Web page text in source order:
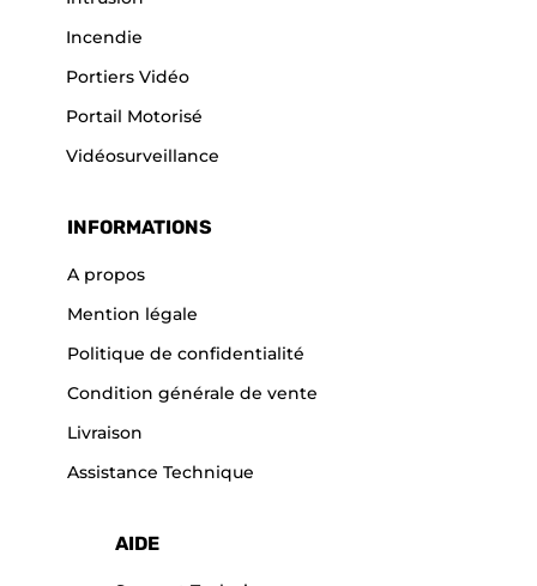
Incendie
Portiers Vidéo
Portail Motorisé
Vidéosurveillance
INFORMATIONS
A propos
Mention légale
Politique de confidentialité
Condition générale de vente
Livraison
Assistance Technique
AIDE